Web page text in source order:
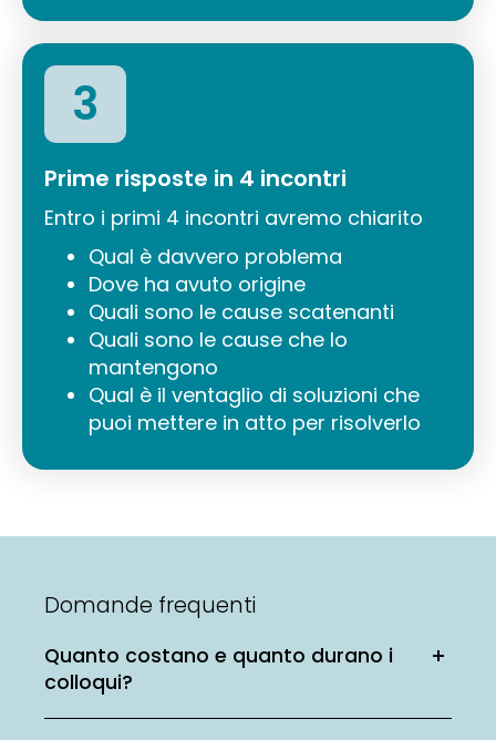
3
Prime risposte in 4 incontri
Entro i primi 4 incontri avremo chiarito
Qual è davvero problema
Dove ha avuto origine
Quali sono le cause scatenanti
Quali sono le cause che lo
mantengono
Qual è il ventaglio di soluzioni che
puoi mettere in atto per risolverlo
Domande frequenti
Quanto costano e quanto durano i
colloqui?